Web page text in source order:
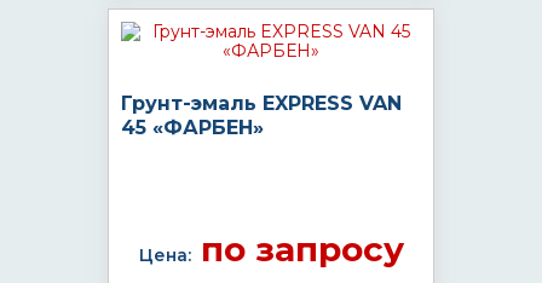
Грунт-эмаль EXPRESS VAN
45 «ФАРБЕН»
Цена:по запросу